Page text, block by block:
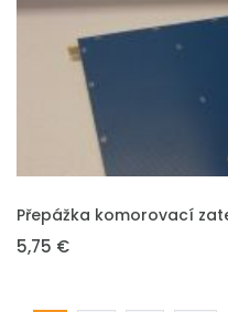
VLOŽIT DO KOŠÍKU
Přepážka komorovací
5,75 €